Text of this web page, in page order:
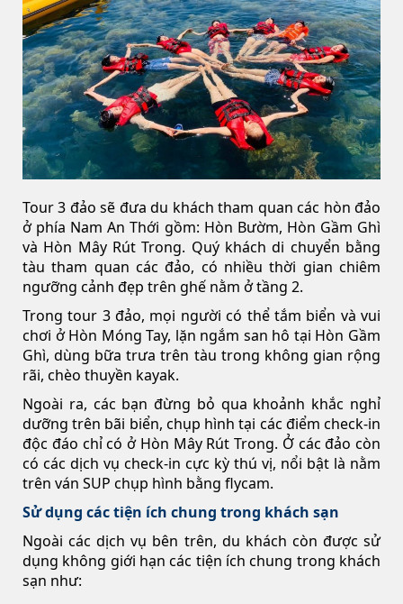
Tour 3 đảo sẽ đưa du khách tham quan các hòn đảo
ở phía Nam An Thới gồm: Hòn Bườm, Hòn Gầm Ghì
và Hòn Mây Rút Trong. Quý khách di chuyển bằng
tàu tham quan các đảo, có nhiều thời gian chiêm
ngưỡng cảnh đẹp trên ghế nằm ở tầng 2.
Trong tour 3 đảo, mọi người có thể tắm biển và vui
chơi ở Hòn Móng Tay, lặn ngắm san hô tại Hòn Gầm
Ghì, dùng bữa trưa trên tàu trong không gian rộng
rãi, chèo thuyền kayak.
Ngoài ra, các bạn đừng bỏ qua khoảnh khắc nghỉ
dưỡng trên bãi biển, chụp hình tại các điểm check-in
độc đáo chỉ có ở Hòn Mây Rút Trong. Ở các đảo còn
có các dịch vụ check-in cực kỳ thú vị, nổi bật là nằm
trên ván SUP chụp hình bằng flycam.
Sử dụng các tiện ích chung trong khách sạn
Ngoài các dịch vụ bên trên, du khách còn được sử
dụng không giới hạn các tiện ích chung trong khách
sạn như: